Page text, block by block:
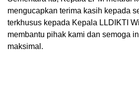
mengucapkan terima kasih kepada
terkhusus kepada Kepala LLDIKTI
membantu pihak kami dan semoga
maksimal.